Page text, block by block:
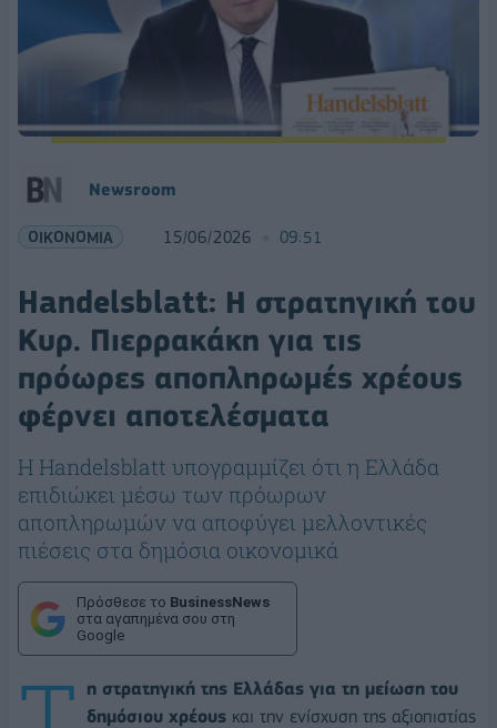
Νewsroom
ΟΙΚΟΝΟΜΙΑ 15/06/2026 09:51
Handelsblatt: Η στρατηγική του
Κυρ. Πιερρακάκη για τις
πρόωρες αποπληρωμές χρέους
φέρνει αποτελέσματα
Η Handelsblatt υπογραμμίζει ότι η Ελλάδα
επιδιώκει μέσω των πρόωρων
αποπληρωμών να αποφύγει μελλοντικές
πιέσεις στα δημόσια οικονομικά
Πρόσθεσε το BusinessNews
στα αγαπημένα σου στη
Google
η στρατηγική της Ελλάδας για τη μείωση του
δημόσιου χρέους και την ενίσχυση της αξιοπιστίας